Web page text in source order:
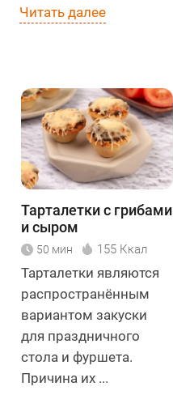
Читать далее
Тарталетки с грибами
и сыром
50 мин 155 Ккал
Тарталетки являются
распространённым
вариантом закуски
для праздничного
стола и фуршета.
Причина их ...